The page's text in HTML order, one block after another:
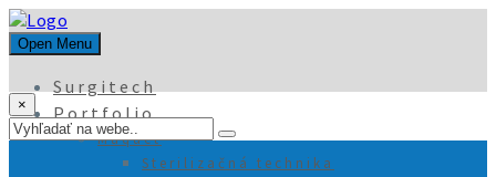
Open Menu
Surgitech
Portfolio
Maquet
Sterilizačná technika
×